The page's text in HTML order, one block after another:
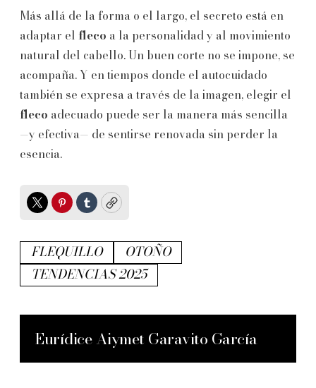
Más allá de la forma o el largo, el secreto está en
adaptar el fleco a la personalidad y al movimiento
natural del cabello. Un buen corte no se impone, se
acompaña. Y en tiempos donde el autocuidado
también se expresa a través de la imagen, elegir el
fleco adecuado puede ser la manera más sencilla
—y efectiva— de sentirse renovada sin perder la
esencia.
TwitterPinterest
TumblrCopy
FLEQUILLO
OTOÑO
TENDENCIAS 2025
Eurídice Aiymet Garavito García